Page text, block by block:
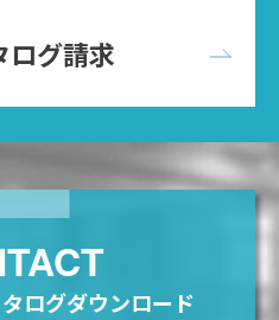
ログ請求
ログダウンロード